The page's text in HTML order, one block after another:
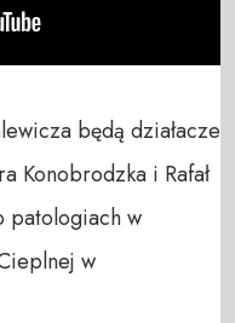
będą działacze
Konobrodzka i Rafał
patologiach w
w